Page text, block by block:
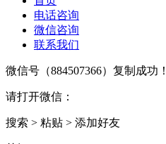
电话咨询
微信咨询
联系我们
微信号（884507366）复制成功！
请打开微信：
搜索 > 粘贴 > 添加好友